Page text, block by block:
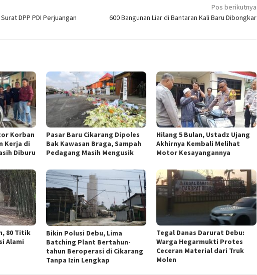
DPP PDI Perjuangan
Pos berikutnya
600 Bangunan Liar di Bantaran Kali Baru Dibongkar
Korban
Kerja di
Diburu
Pasar Baru Cikarang Dipoles
Bak Kawasan Braga, Sampah
Pedagang Masih Mengusik
Hilang 5 Bulan, Ustadz Ujang
Akhirnya Kembali Melihat
Motor Kesayangannya
80 Titik
Alami
Bikin Polusi Debu, Lima
Batching Plant Bertahun-
tahun Beroperasi di Cikarang
Tanpa Izin Lengkap
Tegal Danas Darurat Debu:
Warga Hegarmukti Protes
Ceceran Material dari Truk
Molen